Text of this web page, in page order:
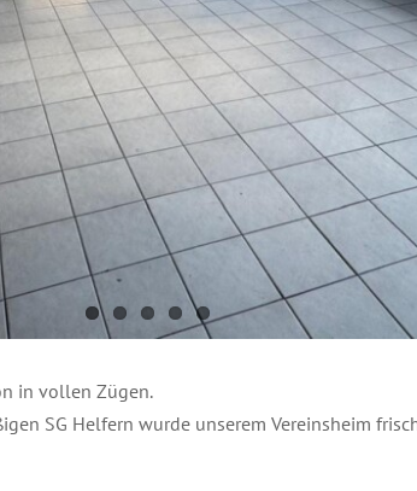
in vollen Zügen.
SG Helfern wurde unserem Vereinsheim